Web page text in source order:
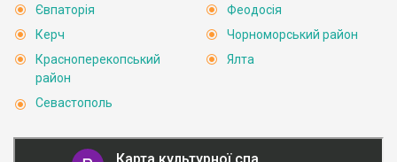
Євпаторія
Керч
Красноперекопський
район
Севастополь
Феодосія
Чорноморський район
Ялта